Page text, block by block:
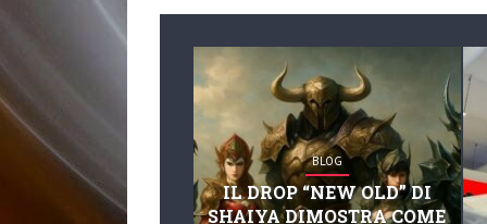
BLOG
IL DROP “NEW OLD” DI
SHAIYA DIMOSTRA COME